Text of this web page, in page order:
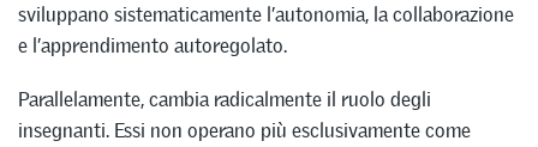
sviluppano sistematicamente l’autonomia, la collaborazione
e l’apprendimento autoregolato.
Parallelamente, cambia radicalmente il ruolo degli
insegnanti. Essi non operano più esclusivamente come